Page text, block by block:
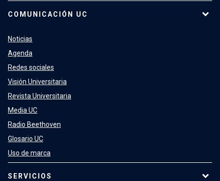
COMUNICACIÓN UC
Noticias
Agenda
Redes sociales
Visión Universitaria
Revista Universitaria
Media UC
Radio Beethoven
Glosario UC
Uso de marca
SERVICIOS